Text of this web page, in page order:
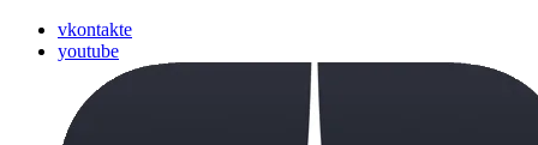
vkontakte
youtube